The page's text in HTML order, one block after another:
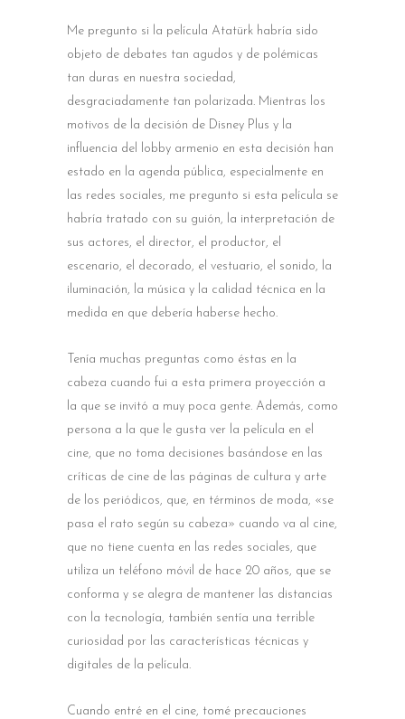
Me pregunto si la película Atatürk habría sido
objeto de debates tan agudos y de polémicas
tan duras en nuestra sociedad,
desgraciadamente tan polarizada. Mientras los
motivos de la decisión de Disney Plus y la
influencia del lobby armenio en esta decisión han
estado en la agenda pública, especialmente en
las redes sociales, me pregunto si esta película se
habría tratado con su guión, la interpretación de
sus actores, el director, el productor, el
escenario, el decorado, el vestuario, el sonido, la
iluminación, la música y la calidad técnica en la
medida en que debería haberse hecho.
Tenía muchas preguntas como éstas en la
cabeza cuando fui a esta primera proyección a
la que se invitó a muy poca gente. Además, como
persona a la que le gusta ver la película en el
cine, que no toma decisiones basándose en las
críticas de cine de las páginas de cultura y arte
de los periódicos, que, en términos de moda, «se
pasa el rato según su cabeza» cuando va al cine,
que no tiene cuenta en las redes sociales, que
utiliza un teléfono móvil de hace 20 años, que se
conforma y se alegra de mantener las distancias
con la tecnología, también sentía una terrible
curiosidad por las características técnicas y
digitales de la película.
Cuando entré en el cine, tomé precauciones